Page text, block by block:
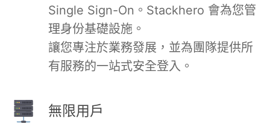
NocoDB
Node-RED
Single Sign-On。Stackhero 會為您管
理身份基礎設施。
讓您專注於業務發展，並為團隊提供所
有服務的一站式安全登入。
無限用戶